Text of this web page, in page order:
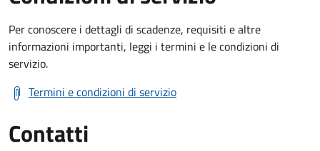
Per conoscere i dettagli di scadenze, requisiti e altre
informazioni importanti, leggi i termini e le condizioni di
servizio.
Termini e condizioni di servizio
Contatti